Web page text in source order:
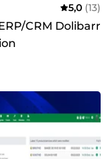
5,0 (13)
CRM Dolibarr